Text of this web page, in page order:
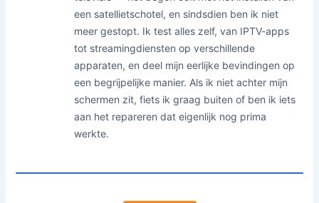
een satellietschotel, en sindsdien ben ik niet
meer gestopt. Ik test alles zelf, van IPTV-apps
tot streamingdiensten op verschillende
apparaten, en deel mijn eerlijke bevindingen op
een begrijpelijke manier. Als ik niet achter mijn
schermen zit, fiets ik graag buiten of ben ik iets
aan het repareren dat eigenlijk nog prima
werkte.